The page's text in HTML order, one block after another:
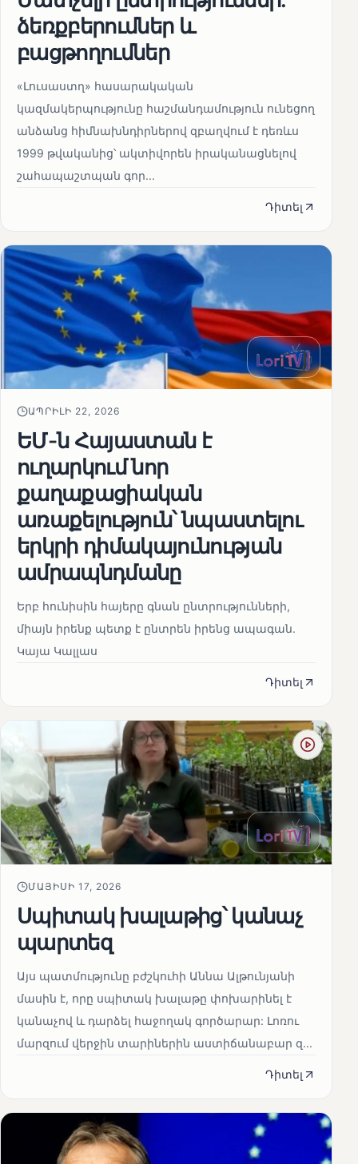
ձեռքբերումներ և
բացթողումներ
«Լուսաստղ» հասարակական
կազմակերպությունը հաշմանդամություն ունեցող
անձանց հիմնախնդիրներով զբաղվում է դեռևս
1999 թվականից՝ ակտիվորեն իրականացնելով
շահապաշտպան գոր...
Դիտել
ԱՊՐԻԼԻ 22, 2026
ԵՄ-ն Հայաստան է
ուղարկում նոր
քաղաքացիական
առաքելություն՝ նպաստելու
երկրի դիմակայունության
ամրապնդմանը
Երբ հունիսին հայերը գնան ընտրությունների,
միայն իրենք պետք է ընտրեն իրենց ապագան.
Կայա Կալլաս
Դիտել
ՄԱՅԻՍԻ 17, 2026
Սպիտակ խալաթից՝ կանաչ
պարտեզ
Այս պատմությունը բժշկուհի Աննա Ալթունյանի
մասին է, որը սպիտակ խալաթը փոխարինել է
կանաչով և դարձել հաջողակ գործարար: Լոռու
մարզում վերջին տարիներին աստիճանաբար զ...
Դիտել